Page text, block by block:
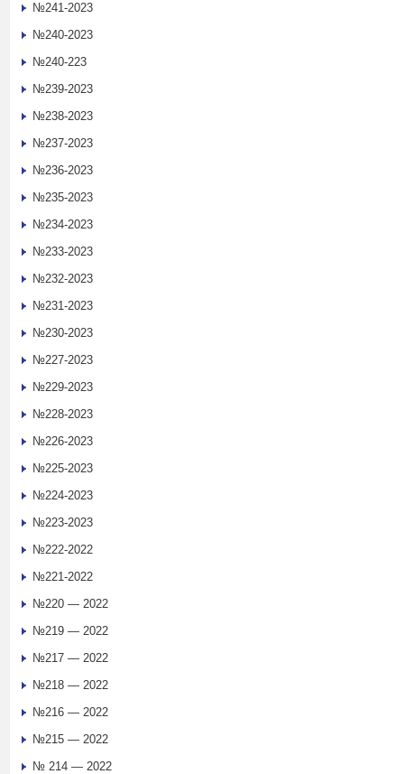
№241-2023
№240-2023
№240-223
№239-2023
№238-2023
№237-2023
№236-2023
№235-2023
№234-2023
№233-2023
№232-2023
№231-2023
№230-2023
№227-2023
№229-2023
№228-2023
№226-2023
№225-2023
№224-2023
№223-2023
№222-2022
№221-2022
№220 — 2022
№219 — 2022
№217 — 2022
№218 — 2022
№216 — 2022
№215 — 2022
№ 214 — 2022